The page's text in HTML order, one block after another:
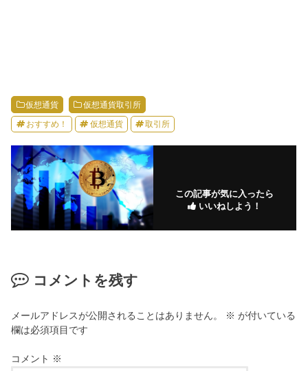
仮想通貨 仮想通貨取引所
おすすめ！ 仮想通貨 取引所
この記事が気に入ったら
いいねしよう！
コメントを残す
メールアドレスが公開されることはありません。 ※ が付いている
欄は必須項目です
コメント ※